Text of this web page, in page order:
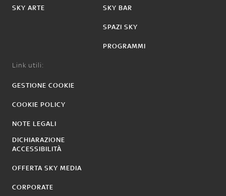
SKY ARTE SKY BAR
SPAZI SKY
PROGRAMMI
Link utili:
GESTIONE COOKIE
COOKIE POLICY
NOTE LEGALI
DICHIARAZIONE
ACCESSIBILITÀ
OFFERTA SKY MEDIA
CORPORATE